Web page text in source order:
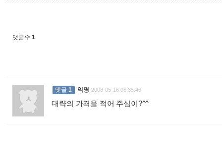
댓글수 1
댓글 1 익명 2008-05-16 06:35:46
대략의 가격을 적어 주심이?^^